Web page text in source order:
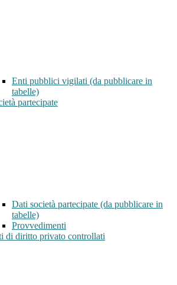
Enti pubblici vigilati (da pubblicare in
tabelle)
partecipate
Dati società partecipate (da pubblicare in
tabelle)
Provvedimenti
di diritto privato controllati